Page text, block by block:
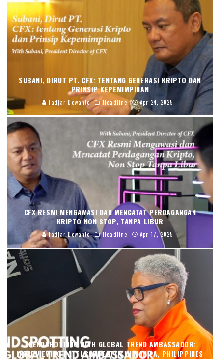
SUBANI, DIRUT PT. CFX: TENTANG GENERASI KRIPTO DAN
PRINSIP KEPEMIMPINAN
Fadjar Dewanto Headline Apr 24, 2025
CFX RESMI MENGAWASI DAN MENCATAT PERDAGANGAN
KRIPTO NON STOP, TANPA LIBUR
Fadjar Dewanto Headline Apr 17, 2025
TRENDSPOTTING WITH GLOBAL TREND AMBASSADOR:
INTERVIEWING PATTI CARPENTER IN MANILA, PHILIPPINES